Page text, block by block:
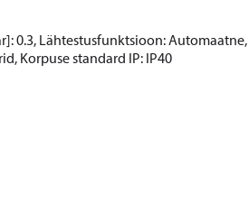
0.3, Lähtestusfunktsioon:
Korpuse standard IP: IP40